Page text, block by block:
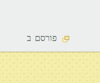
פורסם ב